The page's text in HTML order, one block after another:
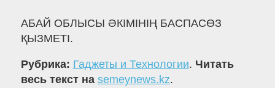
АБАЙ ОБЛЫСЫ ӘКІМІНІҢ БАСПАСӨЗ
ҚЫЗМЕТІ.
Рубрика: Гаджеты и Технологии. Читать
весь текст на semeynews.kz.